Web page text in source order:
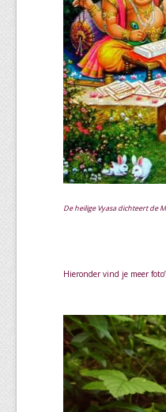
De heilige Vyasa dichteert de
Hieronder vind je meer